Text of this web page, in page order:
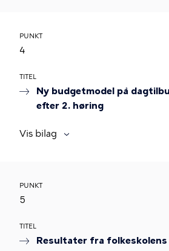
PUNKT
4
TITEL
Ny budgetmodel på
efter 2. høring
Vis bilag
PUNKT
5
TITEL
Resultater fra folkeskolens